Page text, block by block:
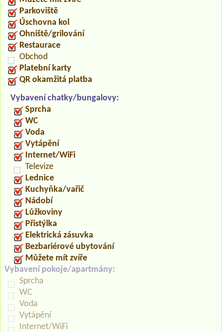
Parkoviště
Úschovna kol
Ohniště/grilování
Restaurace
Obchod
Platební karty
QR okamžitá platba
Vybavení chatky/bungalovy:
Sprcha
WC
Voda
Vytápění
Internet/WiFi
Televize
Lednice
Kuchyňka/vařič
Nádobí
Lůžkoviny
Přistýlka
Elektrická zásuvka
Bezbariérové ubytování
Můžete mít zvíře
Vybavení pokoje/apartmány:
Sprcha
WC
Voda
Vytápění
Internet/WiFi